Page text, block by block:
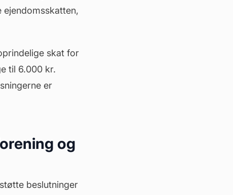
skat for
til 6.000 kr.
er
og
beslutninger